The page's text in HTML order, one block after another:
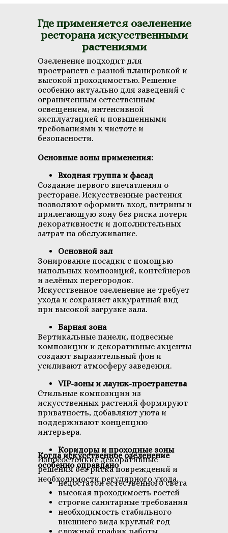
Где применяется озеленение
ресторана искусственными
растениями
Озеленение подходит для
пространств с разной планировкой и
высокой проходимостью. Решение
особенно актуально для заведений с
ограниченным естественным
освещением, интенсивной
эксплуатацией и повышенными
требованиями к чистоте и
безопасности.
Основные зоны применения:
Входная группа и фасад
Создание первого впечатления о
ресторане. Искусственные растения
позволяют оформить вход, витрины и
прилегающую зону без риска потери
декоративности и дополнительных
затрат на обслуживание.
Основной зал
Зонирование посадки с помощью
напольных композиций, контейнеров
и зелёных перегородок.
Искусственное озеленение не требует
ухода и сохраняет аккуратный вид
при высокой загрузке зала.
Барная зона
Вертикальные панели, подвесные
композиции и декоративные акценты
создают выразительный фон и
усиливают атмосферу заведения.
VIP-зоны и лаунж-пространства
Стильные композиции из
искусственных растений формируют
приватность, добавляют уюта и
поддерживают концепцию
интерьера.
Коридоры и проходные зоны
Износостойкие декоративные
решения без риска повреждений и
необходимости регулярного ухода.
Когда искусственное озеленение
особенно оправдано
недостаток естественного света
высокая проходимость гостей
строгие санитарные требования
необходимость стабильного
внешнего вида круглый год
сложный график работы